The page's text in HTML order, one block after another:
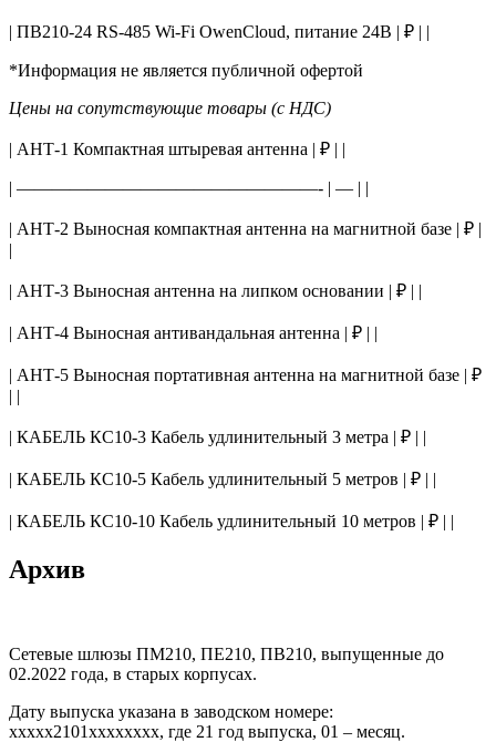
| ПВ210-24 RS-485 Wi-Fi OwenCloud, питание 24В | ₽ | |
*Информация не является публичной офертой
Цены на сопутствующие товары (с НДС)
| АНТ-1 Компактная штыревая антенна | ₽ | |
| —————————————————- | — | |
| АНТ-2 Выносная компактная антенна на магнитной базе | ₽ |
|
| АНТ-3 Выносная антенна на липком основании | ₽ | |
| АНТ-4 Выносная антивандальная антенна | ₽ | |
| АНТ-5 Выносная портативная антенна на магнитной базе | ₽
| |
| КАБЕЛЬ КС10-3 Кабель удлинительный 3 метра | ₽ | |
| КАБЕЛЬ КС10-5 Кабель удлинительный 5 метров | ₽ | |
| КАБЕЛЬ КС10-10 Кабель удлинительный 10 метров | ₽ | |
Архив
Сетевые шлюзы ПМ210, ПЕ210, ПВ210, выпущенные до
02.2022 года, в старых корпусах.
Дату выпуска указана в заводском номере:
ххххх2101хххххххх, где 21 год выпуска, 01 – месяц.